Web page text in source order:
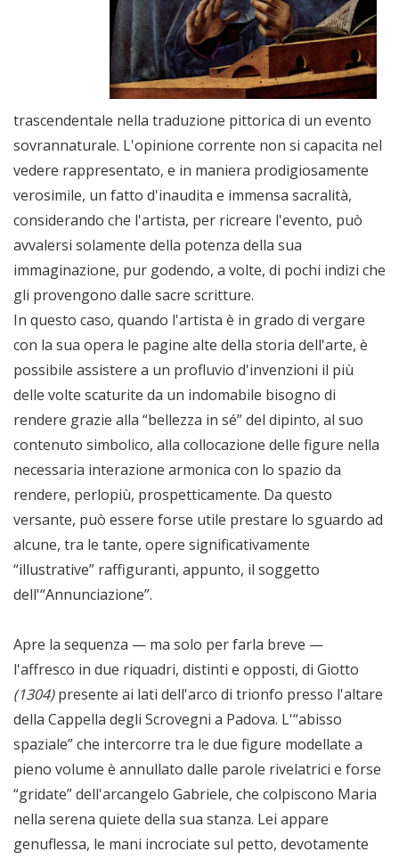
trascendentale nella traduzione pittorica di un evento
sovrannaturale. L'opinione corrente non si capacita nel
vedere rappresentato, e in maniera prodigiosamente
verosimile, un fatto d'inaudita e immensa sacralità,
considerando che l'artista, per ricreare l'evento, può
avvalersi solamente della potenza della sua
immaginazione, pur godendo, a volte, di pochi indizi che
gli provengono dalle sacre scritture.
In questo caso, quando l'artista è in grado di vergare
con la sua opera le pagine alte della storia dell'arte, è
possibile assistere a un profluvio d'invenzioni il più
delle volte scaturite da un indomabile bisogno di
rendere grazie alla “bellezza in sé” del dipinto, al suo
contenuto simbolico, alla collocazione delle figure nella
necessaria interazione armonica con lo spazio da
rendere, perlopiù, prospetticamente. Da questo
versante, può essere forse utile prestare lo sguardo ad
alcune, tra le tante, opere significativamente
“illustrative” raffiguranti, appunto, il soggetto
dell'“Annunciazione”.
Apre la sequenza — ma solo per farla breve —
l'affresco in due riquadri, distinti e opposti, di Giotto
(1304)presente ai lati dell'arco di trionfo presso l'altare
della Cappella degli Scrovegni a Padova. L'“abisso
spaziale” che intercorre tra le due figure modellate a
pieno volume è annullato dalle parole rivelatrici e forse
“gridate” dell'arcangelo Gabriele, che colpiscono Maria
nella serena quiete della sua stanza. Lei appare
genuflessa, le mani incrociate sul petto, devotamente